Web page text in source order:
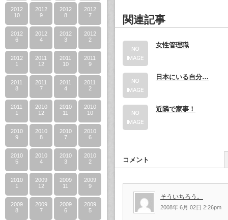
2012
10
2012
9
2012
8
2012
7
2012
6
2012
4
2012
3
2012
2
2012
1
2011
12
2011
10
2011
9
2011
8
2011
7
2011
4
2011
2
2011
1
2010
12
2010
11
2010
10
2010
9
2010
8
2010
7
2010
6
2010
5
2010
4
2010
3
2010
2
2010
1
2009
12
2009
11
2009
9
2009
8
2009
7
2009
6
2009
5
関連記事
女性管理職
日本にいる自分…
近隣で家事！
コメント
そういちろう。
2008年 6月 02日 2:26pm